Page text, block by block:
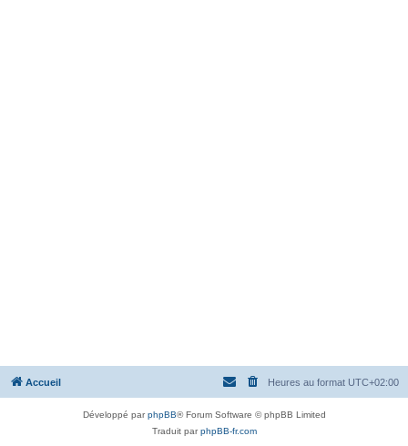
Accueil Heures au format UTC+02:00
Développé parphpBB® Forum Software © phpBB Limited
Traduit parphpBB-fr.com